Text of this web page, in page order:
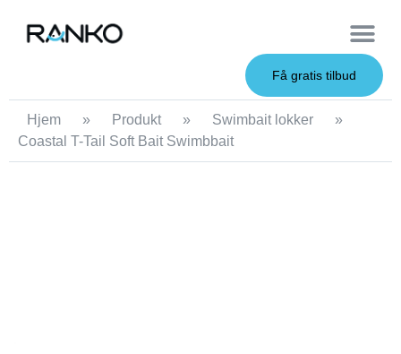
Få gratis tilbud
Hjem » Produkt » Swimbait lokker
»
Coastal T-Tail Soft Bait Swimbbait